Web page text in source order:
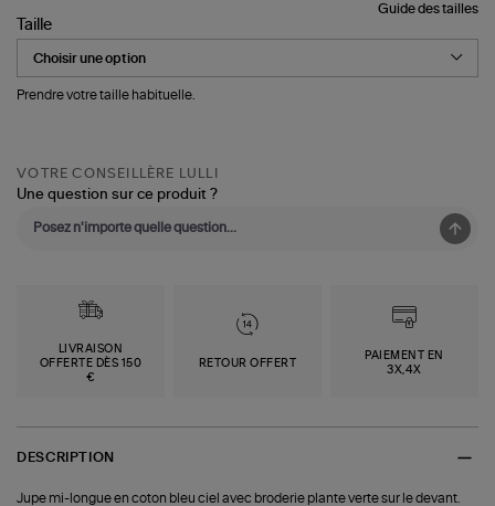
Tournesol
Coton
Ciel
Guide des tailles
Taille
Prendre votre taille habituelle.
VOTRE CONSEILLÈRE LULLI
Une question sur ce produit ?
LIVRAISON
OFFERTE DÈS 150
€
RETOUR OFFERT
PAIEMENT EN
3X,4X
DESCRIPTION
Jupe mi-longue en coton bleu ciel avec broderie plante verte sur le devant.